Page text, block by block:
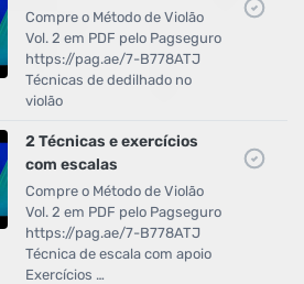
Compre o Método de Violão
Vol. 2 em PDF pelo Pagseguro
https://pag.ae/7-B778ATJ
Técnicas de dedilhado no
violão
2 Técnicas e exercícios
com escalas
Compre o Método de Violão
Vol. 2 em PDF pelo Pagseguro
https://pag.ae/7-B778ATJ
Técnica de escala com apoio
Exercícios …